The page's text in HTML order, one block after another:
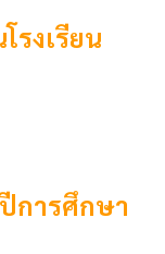
รงเรียน
การศึกษา